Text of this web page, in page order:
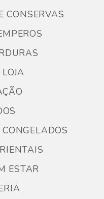
CONSERVAS
ESTAR